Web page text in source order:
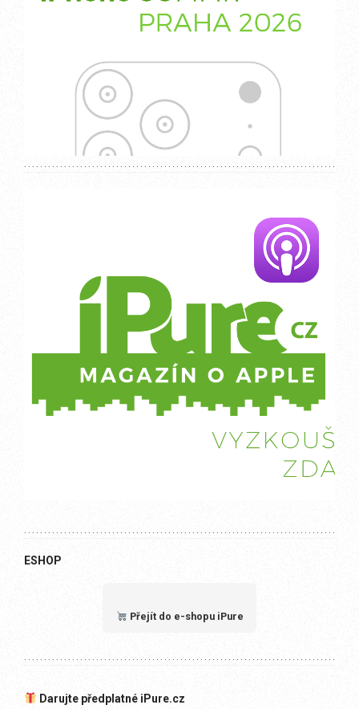
ESHOP
Přejít do e-shopu iPure
Darujte předplatné iPure.cz